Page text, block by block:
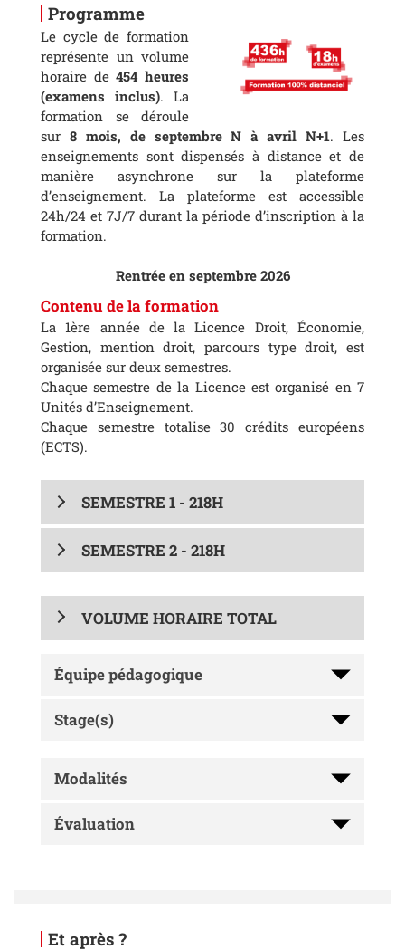
Programme
Le cycle de formation
représente un volume
horaire de454 heures
(examens inclus). La
formation se déroule
sur 8 mois, de septembre N à avril N+1. Les
enseignements sont dispensés à distance et de
manière asynchrone sur la plateforme
d’enseignement. La plateforme est accessible
24h/24 et 7J/7 durant la période d’inscription à la
formation.
Rentrée en septembre 2026
Contenu de la formation
La 1ère année de la Licence Droit, Économie,
Gestion, mention droit, parcours type droit, est
organisée sur deux semestres.
Chaque semestre de la Licence est organisé en 7
Unités d’Enseignement.
Chaque semestre totalise 30 crédits européens
(ECTS).
SEMESTRE 1 - 218H
SEMESTRE 2 - 218H
VOLUME HORAIRE TOTAL
Équipe pédagogique
Stage(s)
Modalités
Évaluation
Et après ?